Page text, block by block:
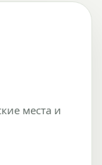
места и